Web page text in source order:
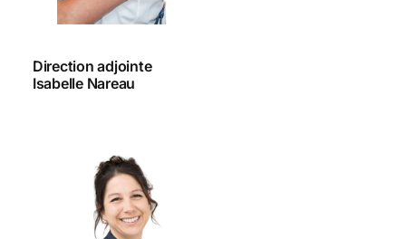
Direction adjointe
Isabelle Nareau